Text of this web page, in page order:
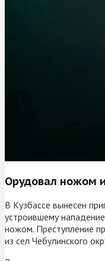
Орудовал ножом
В Кузбассе вынесен
устроившему
ножом. Преступление
из сел Чебулинского